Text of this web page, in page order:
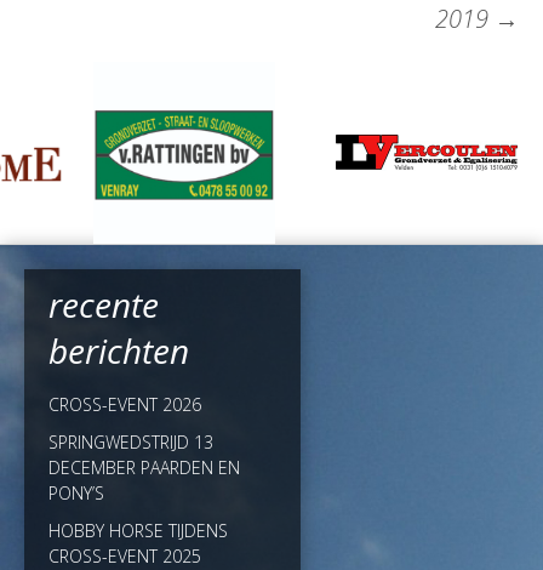
2019 →
recente
berichten
CROSS-EVENT 2026
SPRINGWEDSTRIJD 13
DECEMBER PAARDEN EN
PONY’S
HOBBY HORSE TIJDENS
CROSS-EVENT 2025